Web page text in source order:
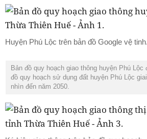
Huyện Phú Lộc trên bản đồ Google vệ tinh.
Bản đồ quy hoạch giao thông huyện Phú
đồ quy hoạch sử dụng đất huyện Phú Lộc
nhìn đến năm 2050.